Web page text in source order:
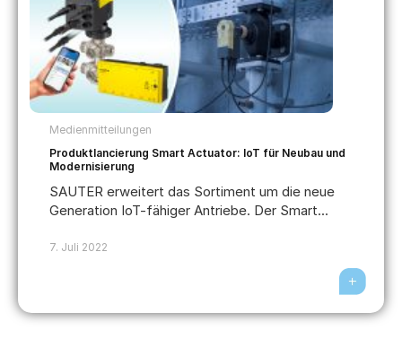
Medienmitteilungen
Produktlancierung Smart Actuator: IoT für Neubau und
Modernisierung
SAUTER erweitert das Sortiment um die neue
Generation IoT-fähiger Antriebe. Der Smart...
7. Juli 2022